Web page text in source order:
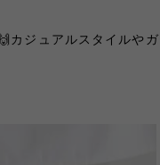
ジュアルスタイルや